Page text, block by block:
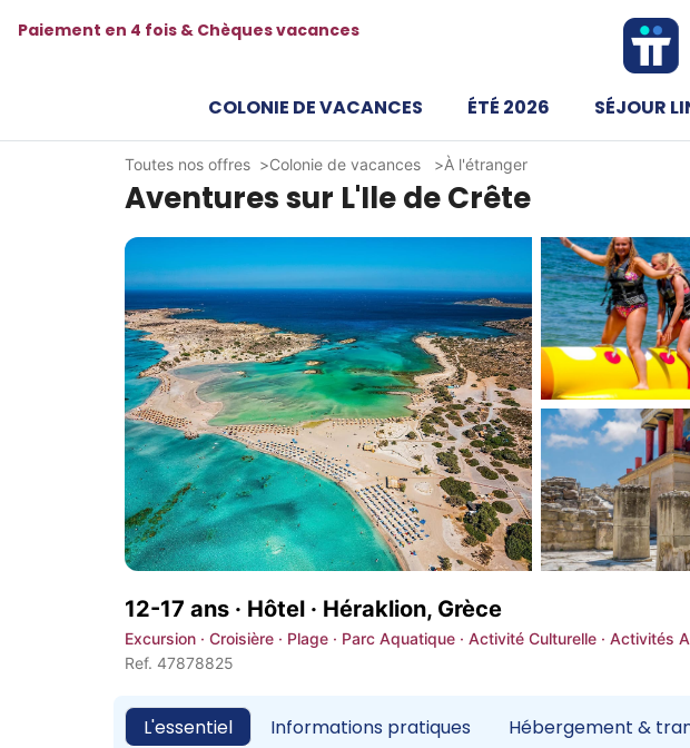
Paiement en 4 fois & Chèques vacances
COLONIE DE VACANCES ÉTÉ 2026 SÉJOUR
Toutes nos offres Colonie de vacances À l'étranger
Aventures sur L'Ile de Crête
12-17 ans · Hôtel · Héraklion, Grèce
Excursion · Croisière · Plage · Parc Aquatique · Activité Culturelle · Activités
Ref. 47878825
L'essentiel Informations pratiques Hébergement &